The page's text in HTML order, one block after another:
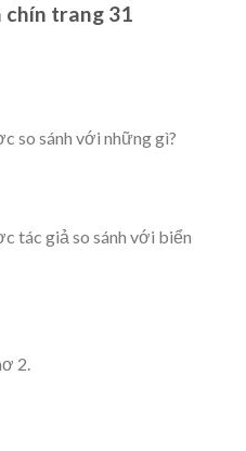
chín trang 31
so sánh với những gì?
tác giả so sánh với biển
2.